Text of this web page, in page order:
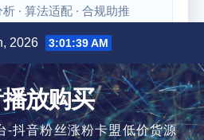
2026 3:01:40 AM
放购买
-抖音粉丝涨粉卡盟低价货源